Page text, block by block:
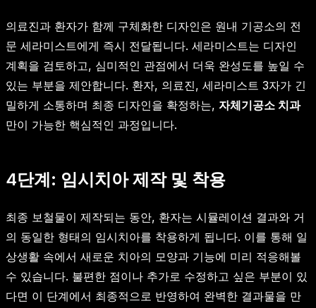
의료진과 환자가 함께 구체화한 디자인은 원내 기공소의 전
문 세라미스트에게 즉시 전달됩니다. 세라미스트는 디자인
계획을 검토하고, 심미적인 관점에서 더욱 완성도를 높일 수
있는 부분을 제안합니다. 환자, 의료진, 세라미스트 3자가 긴
밀하게 소통하며 최종 디자인을 확정하는, 자체기공소 치과
만이 가능한 핵심적인 과정입니다.
4단계: 임시치아 제작 및 착용
최종 보철물이 제작되는 동안, 환자는 시뮬레이션 결과와 거
의 동일한 형태의 임시치아를 착용하게 됩니다. 이를 통해 일
상생활 속에서 새로운 치아의 모양과 기능에 미리 적응해볼
수 있습니다. 불편한 점이나 추가로 수정하고 싶은 부분이 있
다면 이 단계에서 최종적으로 반영하여 완벽한 결과물을 만